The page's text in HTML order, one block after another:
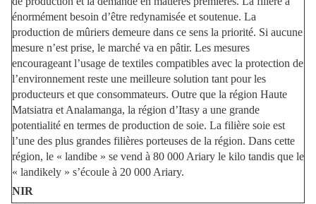
énormément besoin d’être redynamisée et soutenue. La
production de mûriers demeure dans ce sens la priorité. Si aucune
mesure n’est prise, le marché va en pâtir. Les mesures
encourageant l’usage de textiles compatibles avec la protection de
l’environnement reste une meilleure solution tant pour les
producteurs et que consommateurs. Outre que la région Haute
Matsiatra et Analamanga, la région d’Itasy a une grande
potentialité en termes de production de soie. La filière soie est
l’une des plus grandes filières porteuses de la région. Dans cette
région, le « landibe » se vend à 80 000 Ariary le kilo tandis que le
« landikely » s’écoule à 20 000 Ariary.
NIR